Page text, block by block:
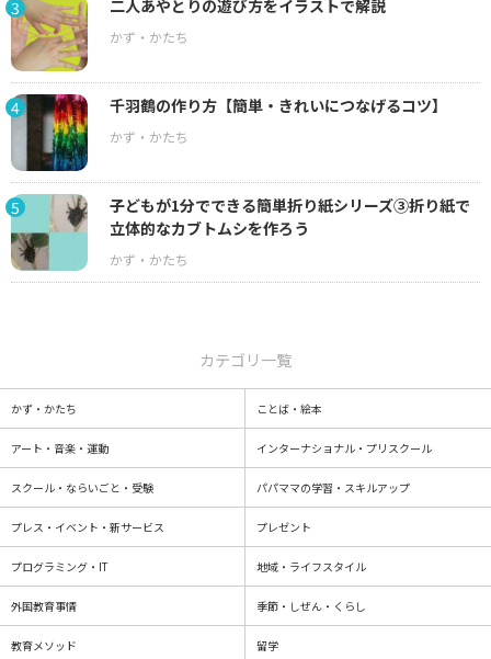
3 二人あやとりの遊び方をイラストで解説
4 千羽鶴の作り方【簡単・きれいにつなげるコツ】
5
子どもが1分でできる簡単折り紙シリーズ③折り紙で
立体的なカブトムシを作ろう
カテゴリ一覧
かず・かたち ことば・絵本
アート・音楽・運動 インターナショナル・プリスクール
スクール・ならいごと・受験 パパママの学習・スキルアップ
プレス・イベント・新サービス プレゼント
プログラミング・IT 地域・ライフスタイル
外国教育事情 季節・しぜん・くらし
教育メソッド 留学